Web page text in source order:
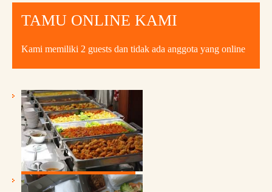
TAMU ONLINE KAMI
Kami memiliki 2 guests dan tidak ada anggota yang online
PRASMANAN